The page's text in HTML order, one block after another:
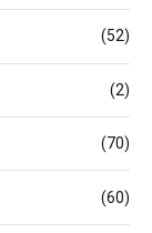
(52)
(2)
(70)
(60)